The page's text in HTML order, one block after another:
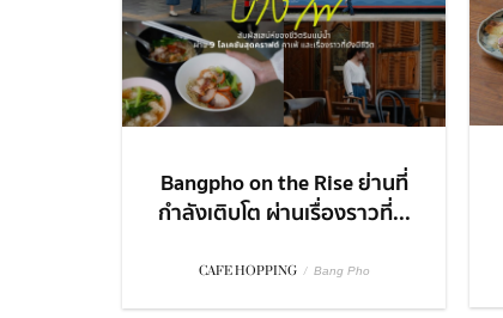
Bangpho on the Rise ย่านที่
กำลังเติบโต ผ่านเรื่องราวที่...
CAFE HOPPING / Bang Pho